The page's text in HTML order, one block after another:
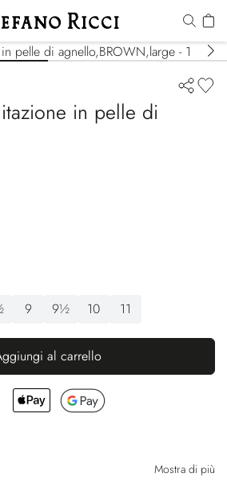
in pelle di
9 9½ 10 11
al carrello
Mostra di più